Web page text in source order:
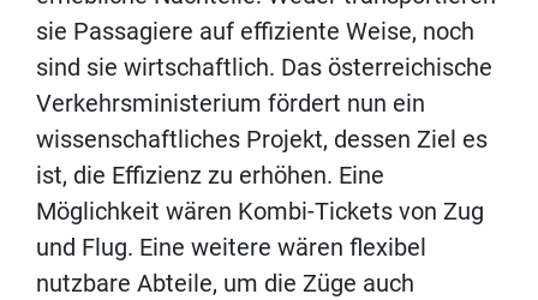
sie Passagiere auf effiziente Weise, noch
sind sie wirtschaftlich. Das österreichische
Verkehrsministerium fördert nun ein
wissenschaftliches Projekt, dessen Ziel es
ist, die Effizienz zu erhöhen. Eine
Möglichkeit wären Kombi-Tickets von Zug
und Flug. Eine weitere wären flexibel
nutzbare Abteile, um die Züge auch